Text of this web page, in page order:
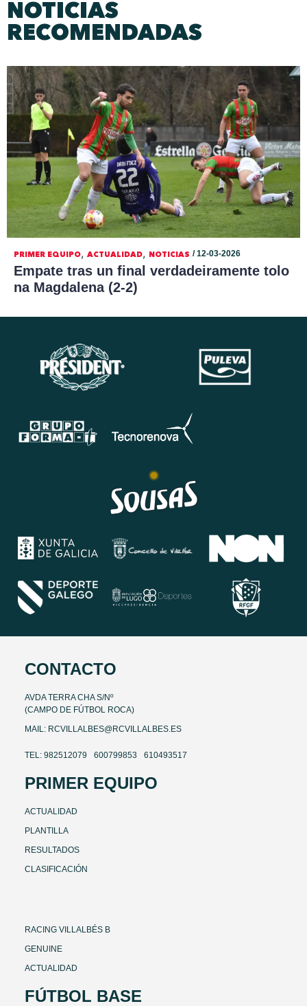
NOTICIAS
RECOMENDADAS
PRIMER EQUIPO, ACTUALIDAD, NOTICIAS / 12-03-2026
Empate tras un final verdadeiramente tolo
na Magdalena (2-2)
CONTACTO
AVDA TERRA CHA S/Nº
(CAMPO DE FÚTBOL ROCA)
MAIL: RCVILLALBES@RCVILLALBES.ES
TEL: 982512079 600799853 610493517
PRIMER EQUIPO
ACTUALIDAD
PLANTILLA
RESULTADOS
CLASIFICACIÓN
RACING VILLALBÉS B
GENUINE
ACTUALIDAD
FÚTBOL BASE